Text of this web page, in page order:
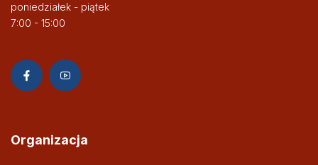
poniedziałek - piątek
7:00 - 15:00
Organizacja